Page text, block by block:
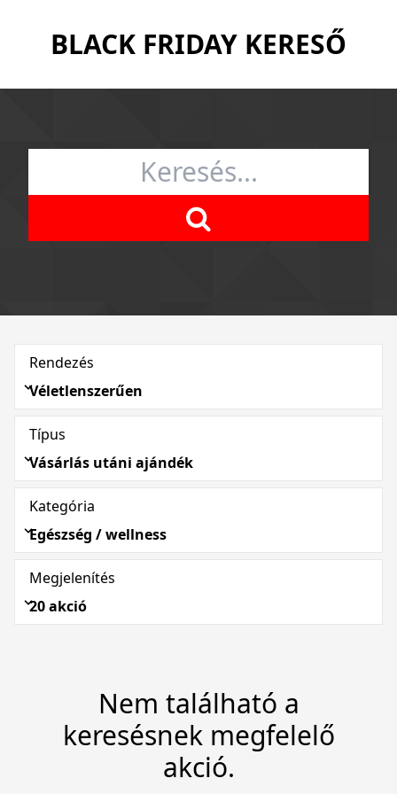
BLACK FRIDAY KERESŐ
Rendezés
Véletlenszerűen
Típus
Vásárlás utáni ajándék
Kategória
Egészség / wellness
Megjelenítés
20 akció
Nem található a
keresésnek megfelelő
akció.